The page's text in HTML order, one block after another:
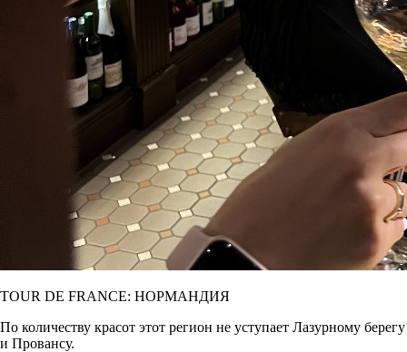
TOUR DE FRANCE: НОРМАНДИЯ
По количеству красот этот регион не уступает Лазурному берегу
и Провансу.